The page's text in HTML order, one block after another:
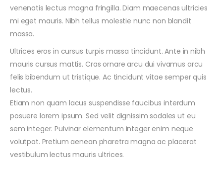
venenatis lectus magna fringilla. Diam maecenas ultricies
mi eget mauris. Nibh tellus molestie nunc non blandit
massa.
Ultrices eros in cursus turpis massa tincidunt. Ante in nibh
mauris cursus mattis. Cras ornare arcu dui vivamus arcu
felis bibendum ut tristique. Ac tincidunt vitae semper quis
lectus.
Etiam non quam lacus suspendisse faucibus interdum
posuere lorem ipsum. Sed velit dignissim sodales ut eu
sem integer. Pulvinar elementum integer enim neque
volutpat. Pretium aenean pharetra magna ac placerat
vestibulum lectus mauris ultrices.